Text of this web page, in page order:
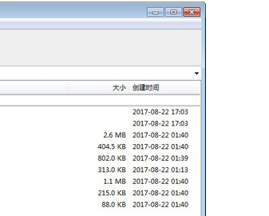
等多种压缩模式。
功能，方便用户查看加密文件内容。
功能，将多个分卷文件合并成一个完整的文件。
，帮助用户找回误删或丢失的文件。